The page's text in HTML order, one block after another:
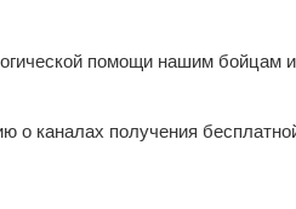
помощи нашим бойцам
каналах получения